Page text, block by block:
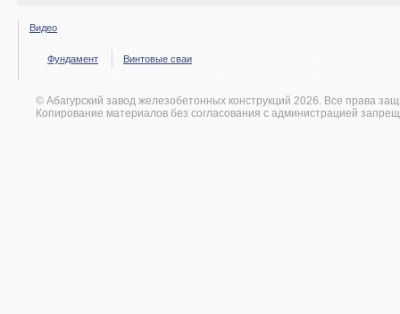
Видео
Фундамент Винтовые сваи
© Абагурский завод железобетонных конструкций 2026. Все права
Копирование материалов без согласования с администрацией